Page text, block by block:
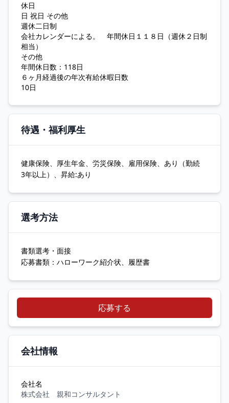
休日
日 祝日 その他
週休二日制
会社カレンダーによる。 年間休日１１８日（週休２日制
相当）
その他
年間休日数：118日
６ヶ月経過後の年次有給休暇日数
10日
待遇・福利厚生
健康保険、厚生年金、労災保険、雇用保険、あり（勤続
3年以上）、昇給:あり
選考方法
書類選考・面接
応募書類：ハローワーク紹介状、履歴書
応募する
会社情報
会社名
株式会社 親和コンサルタント